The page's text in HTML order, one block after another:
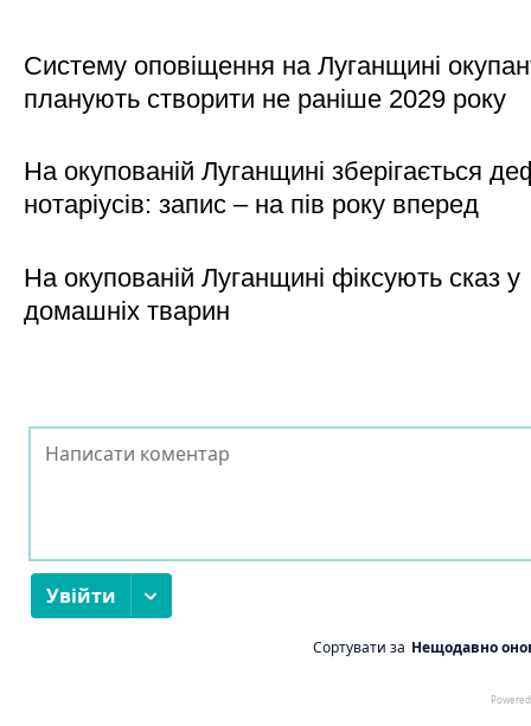
Систему оповіщення на Луганщині
планують створити не раніше 2029 року
На окупованій Луганщині зберігається
нотаріусів: запис – на пів року вперед
На окупованій Луганщині фіксують сказ у
домашніх тварин